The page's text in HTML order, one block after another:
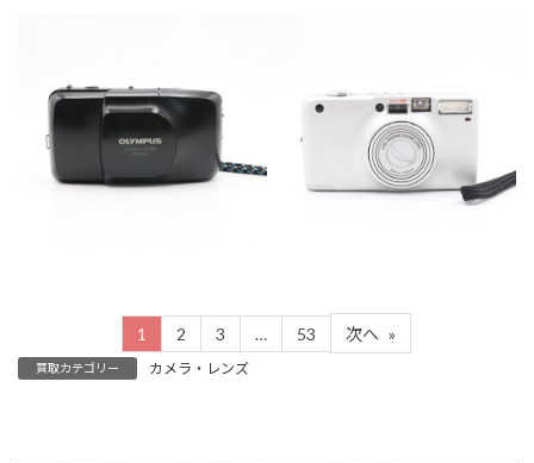
カテゴリー カメラ・レンズ
カテゴリー カメラ・レンズ
1 2 3 … 53 次へ »
買取カテゴリー カメラ・レンズ